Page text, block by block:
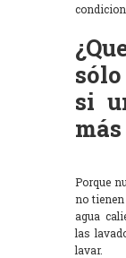
si
Porque
no
agua
las
lavar.